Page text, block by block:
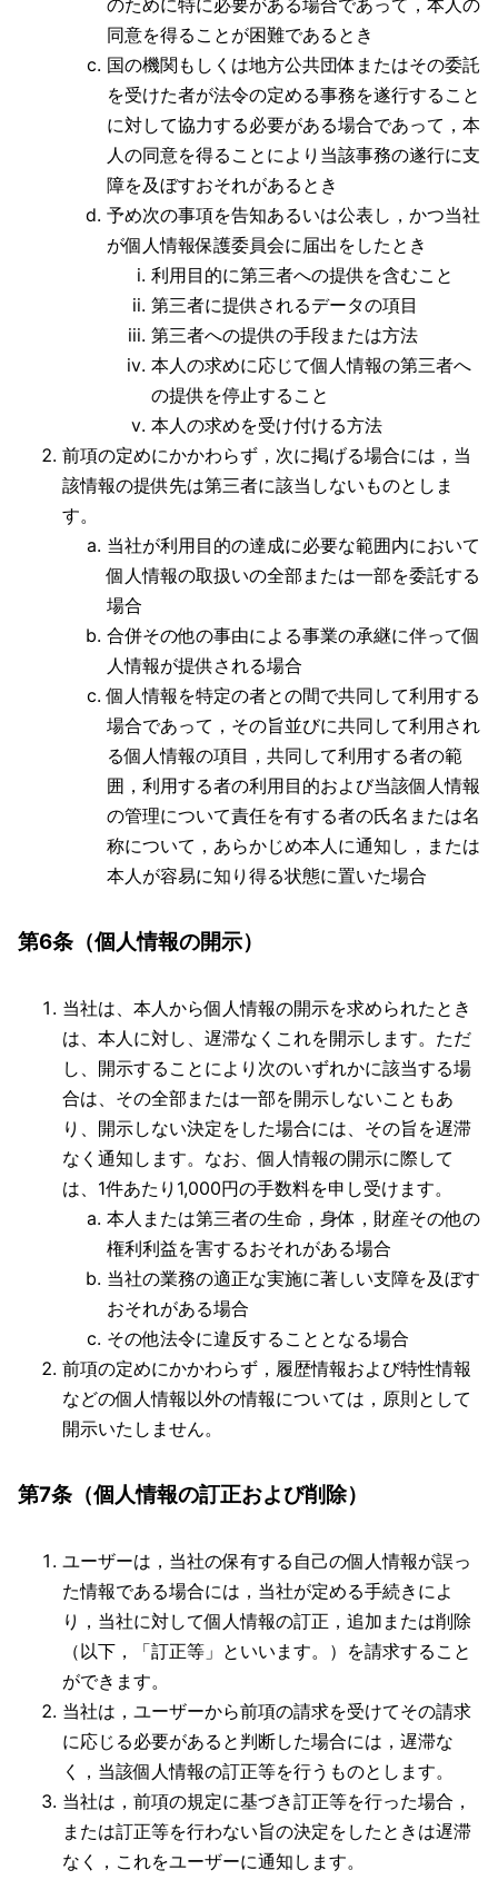
のために特に必要がある場合であって，本人の
同意を得ることが困難であるとき
国の機関もしくは地方公共団体またはその委託
を受けた者が法令の定める事務を遂行すること
に対して協力する必要がある場合であって，本
人の同意を得ることにより当該事務の遂行に支
障を及ぼすおそれがあるとき
予め次の事項を告知あるいは公表し，かつ当社
が個人情報保護委員会に届出をしたとき
利用目的に第三者への提供を含むこと
第三者に提供されるデータの項目
第三者への提供の手段または方法
本人の求めに応じて個人情報の第三者へ
の提供を停止すること
本人の求めを受け付ける方法
前項の定めにかかわらず，次に掲げる場合には，当
該情報の提供先は第三者に該当しないものとしま
す。
当社が利用目的の達成に必要な範囲内において
個人情報の取扱いの全部または一部を委託する
場合
合併その他の事由による事業の承継に伴って個
人情報が提供される場合
個人情報を特定の者との間で共同して利用する
場合であって，その旨並びに共同して利用され
る個人情報の項目，共同して利用する者の範
囲，利用する者の利用目的および当該個人情報
の管理について責任を有する者の氏名または名
称について，あらかじめ本人に通知し，または
本人が容易に知り得る状態に置いた場合
第6条（個人情報の開示）
当社は、本人から個人情報の開示を求められたとき
は、本人に対し、遅滞なくこれを開示します。ただ
し、開示することにより次のいずれかに該当する場
合は、その全部または一部を開示しないこともあ
り、開示しない決定をした場合には、その旨を遅滞
なく通知します。なお、個人情報の開示に際して
は、1件あたり1,000円の手数料を申し受けます。
本人または第三者の生命，身体，財産その他の
権利利益を害するおそれがある場合
当社の業務の適正な実施に著しい支障を及ぼす
おそれがある場合
その他法令に違反することとなる場合
前項の定めにかかわらず，履歴情報および特性情報
などの個人情報以外の情報については，原則として
開示いたしません。
第7条（個人情報の訂正および削除）
ユーザーは，当社の保有する自己の個人情報が誤っ
た情報である場合には，当社が定める手続きによ
り，当社に対して個人情報の訂正，追加または削除
（以下，「訂正等」といいます。）を請求すること
ができます。
当社は，ユーザーから前項の請求を受けてその請求
に応じる必要があると判断した場合には，遅滞な
く，当該個人情報の訂正等を行うものとします。
当社は，前項の規定に基づき訂正等を行った場合，
または訂正等を行わない旨の決定をしたときは遅滞
なく，これをユーザーに通知します。